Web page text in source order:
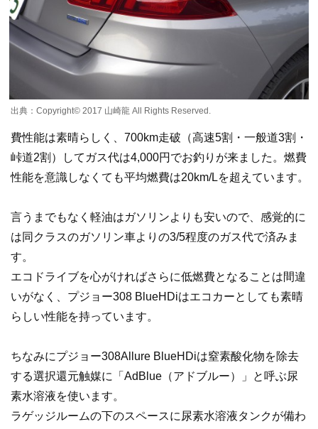
出典：Copyright©️ 2017 山崎龍 All Rights Reserved.
費性能は素晴らしく、700km走破（高速5割・一般道3割・
峠道2割）してガス代は4,000円でお釣りが来ました。燃費
性能を意識しなくても平均燃費は20km/Lを超えています。
言うまでもなく軽油はガソリンよりも安いので、感覚的に
は同クラスのガソリン車よりの3/5程度のガス代で済みま
す。
エコドライブを心がければさらに低燃費となることは間違
いがなく、プジョー308 BlueHDiはエコカーとしても素晴
らしい性能を持っています。
ちなみにプジョー308Allure BlueHDiは窒素酸化物を除去
する選択還元触媒に「AdBlue（アドブルー）」と呼ぶ尿
素水溶液を使います。
ラゲッジルームの下のスペースに尿素水溶液タンクが備わ